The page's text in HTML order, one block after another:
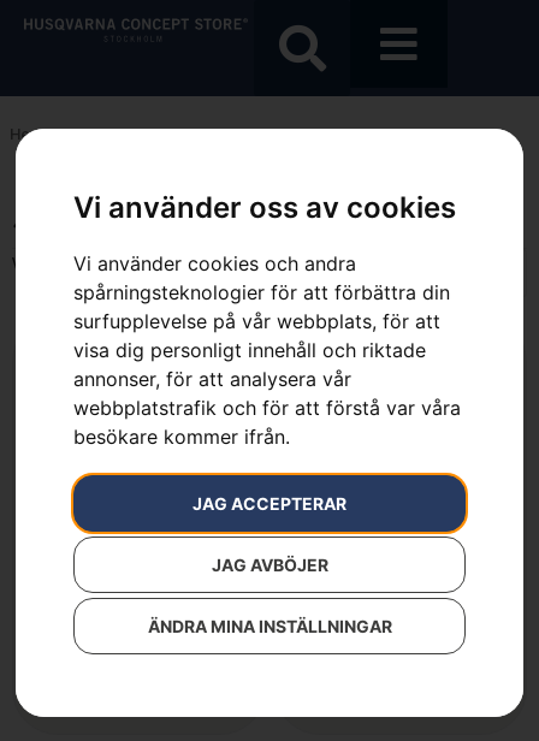
Vi använder oss av cookies
Vi använder cookies och andra
spårningsteknologier för att förbättra din
surfupplevelse på vår webbplats, för att
visa dig personligt innehåll och riktade
annonser, för att analysera vår
webbplatstrafik och för att förstå var våra
besökare kommer ifrån.
JAG ACCEPTERAR
JAG AVBÖJER
ÄNDRA MINA INSTÄLLNINGAR
Hem»53 cm
53 cm
Visar alla 5 resultat
HUSQVARNA KLIPPO LB
13 500
HUSQVARNA LB 553iV
18 300kr